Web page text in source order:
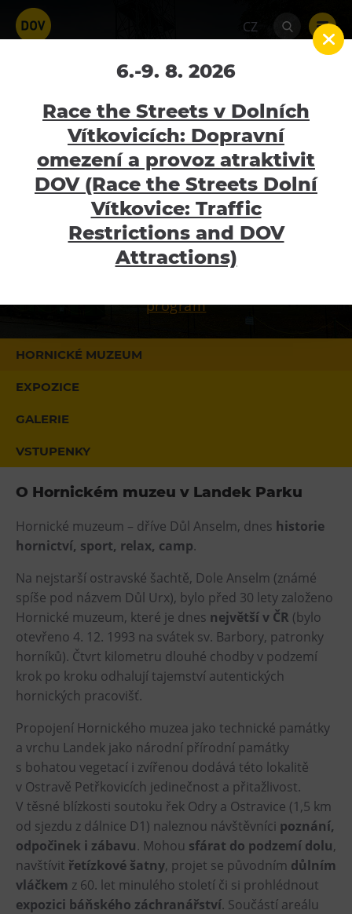
CZ
Hornické muzeum
Home Hornické muzeum
MOMENTÁLNĚ OTEVŘENO
pondělí - neděle - 9:00 - 18:00
Informace na tel. 602 532 414. Adresa: Pod
Landekem 64, 725 29 Ostrava – Petřkovice
program
Atraktivity
Bolt Tower
Velký svět techniky
Malý svět techniky U6
Gong
Hornické muzeum
Lezecká stěna
Národní zemědělské muzeum
Fajna Dilna
FUTUREUM
Prohlídky
Hornické muzeum
Občerstvení
Bolt Café
Kavárna Velký Svět techniky
PECKA DOV
Restaurace VP ART
Bistropen
CØKAFE Dolní Vítkovice
FUTURE café
Catering
Ubytování
HORNICKÉ MUZEUM
EXPOZICE
GALERIE
VSTUPENKY
O Hornickém muzeu v Landek Parku
Hornické muzeum – dříve Důl Anselm, dnes historie
hornictví, sport, relax, camp.
Na nejstarší ostravské šachtě, Dole Anselm (známé
spíše pod názvem Důl Urx), bylo před 30 lety založeno
Hornické muzeum, které je dnes největší v ČR (bylo
otevřeno 4. 12. 1993 na svátek sv. Barbory, patronky
horníků). Čtvrt kilometru dlouhé chodby v podzemí
krok po kroku odhalují tajemství autentických
hornických pracovišť.
Propojení Hornického muzea jako technické památky
a vrchu Landek jako národní přírodní památky
s bohatou vegetací i zvířenou dodává této lokalitě
v Ostravě Petřkovicích jedinečnost a přitažlivost.
V těsné blízkosti soutoku řek Odry a Ostravice (1,5 km
od sjezdu z dálnice D1) naleznou návštěvníci poznání,
odpočinek i zábavu. Mohou sfárat do podzemí dolu,
navštívit řetízkové šatny, projet se původním důlním
vláčkem z 60. let minulého století či si prohlédnout
expozici báňského záchranářství. Součástí areálu
6.-9. 8. 2026
Race the Streets v Dolních
Vítkovicích: Dopravní
omezení a provoz atraktivit
DOV (Race the Streets Dolní
Vítkovice: Traffic
Restrictions and DOV
Attractions)